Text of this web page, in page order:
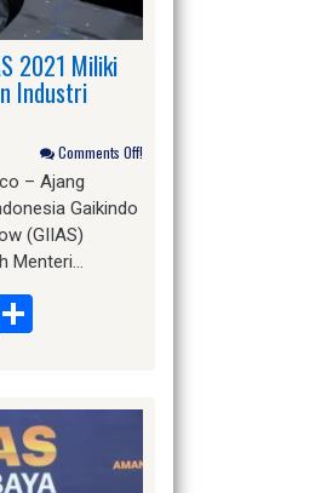
2021 Miliki
Industri
Comments Off!
– Ajang
Gaikindo
(GIIAS)
Menteri…